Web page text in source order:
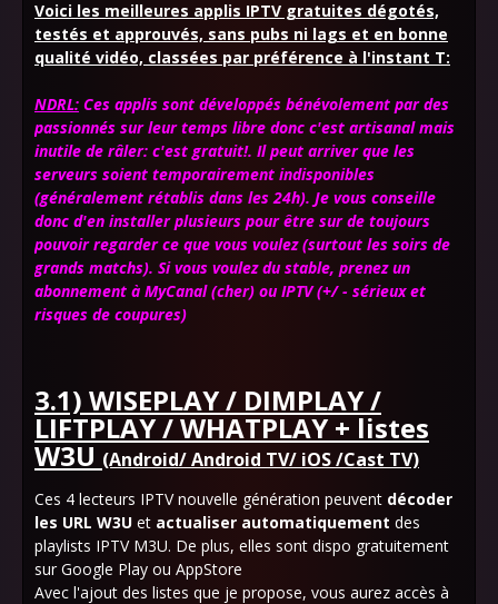
Voici les meilleures applis IPTV gratuites dégotés,
testés et approuvés, sans pubs ni lags et en bonne
qualité vidéo, classées par préférence à l'instant T:
NDRL: Ces applis sont développés bénévolement par des
passionnés sur leur temps libre donc c'est artisanal mais
inutile de râler: c'est gratuit!. Il peut arriver que les
serveurs soient temporairement indisponibles
(généralement rétablis dans les 24h). Je vous conseille
donc d'en installer plusieurs pour être sur de toujours
pouvoir regarder ce que vous voulez (surtout les soirs de
grands matchs). Si vous voulez du stable, prenez un
abonnement à MyCanal (cher) ou IPTV (+/ - sérieux et
risques de coupures)
3.1) WISEPLAY / DIMPLAY /
LIFTPLAY / WHATPLAY + listes
W3U(Android/ Android TV/ iOS /Cast TV)
Ces 4 lecteurs IPTV nouvelle génération peuvent décoder
les URL W3U et actualiser automatiquement des
playlists IPTV M3U. De plus, elles sont dispo gratuitement
sur Google Play ou AppStore
Avec l'ajout des listes que je propose, vous aurez accès à